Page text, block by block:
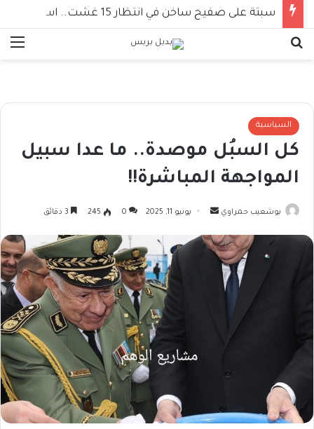
السياسية
كل السبُل موصدة.. ما عدا سبيل
المواجهة المباشرة!!
بوشعيب حمراوي
أرسل
إلكترونيا
يونيو 11, 2025 0
245